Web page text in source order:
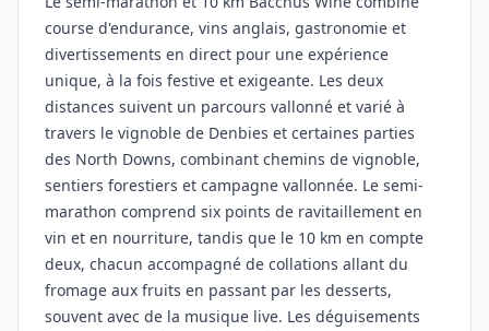
course d'endurance, vins anglais, gastronomie et
divertissements en direct pour une expérience
unique, à la fois festive et exigeante. Les deux
distances suivent un parcours vallonné et varié à
travers le vignoble de Denbies et certaines parties
des North Downs, combinant chemins de vignoble,
sentiers forestiers et campagne vallonnée. Le semi-
marathon comprend six points de ravitaillement en
vin et en nourriture, tandis que le 10 km en compte
deux, chacun accompagné de collations allant du
fromage aux fruits en passant par les desserts,
souvent avec de la musique live. Les déguisements